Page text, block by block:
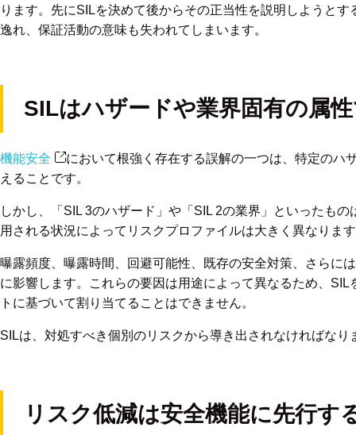
ります。先にSILを決めて後からその正当性を説明しようと
逸れ、保証活動の意味も失われてしまいます。
SILはハザードや業界固有の属
機能安全
において根強く存在する誤解の一つは、特定のハ
えることです。
しかし、「SIL 3のハザード」や「SIL 2の業界」といったも
用される状況によってリスクプロファイルは大きく異なりま
曝露頻度、曝露時間、回避可能性、既存の安全対策、さらに
に影響します。これらの要因は用途によって異なるため、
トに基づいて割り当てることはできません。
SILは、対処すべき個別のリスクから導き出されなければなり
リスク低減は安全機能に先行す